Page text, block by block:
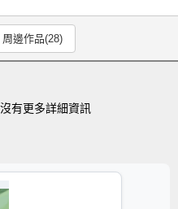
周邊作品(28)
有更多詳細資訊